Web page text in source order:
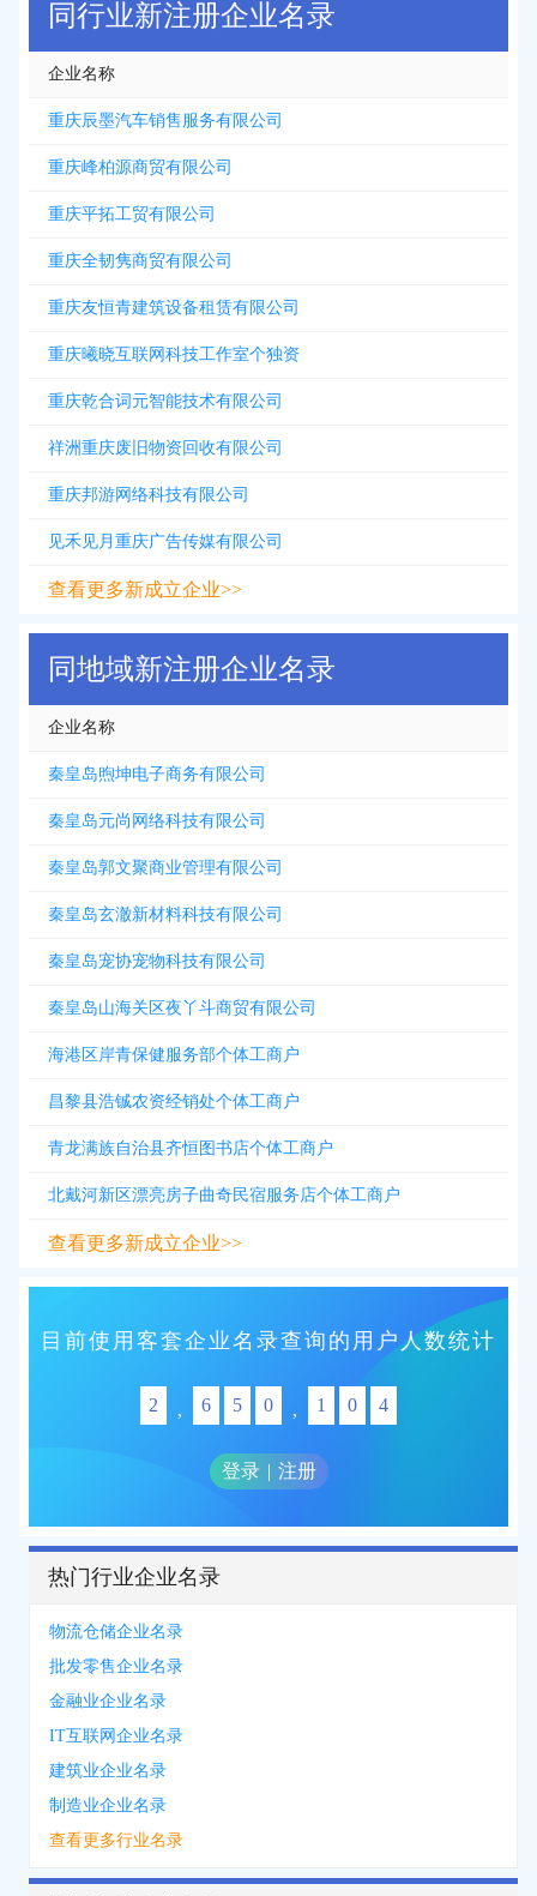
同行业新注册企业名录
企业名称
重庆辰墨汽车销售服务有限公司
重庆峰柏源商贸有限公司
重庆平拓工贸有限公司
重庆全韧隽商贸有限公司
重庆友恒青建筑设备租赁有限公司
重庆曦晓互联网科技工作室个独资
重庆乾合词元智能技术有限公司
祥洲重庆废旧物资回收有限公司
重庆邦游网络科技有限公司
见禾见月重庆广告传媒有限公司
查看更多新成立企业>>
同地域新注册企业名录
企业名称
秦皇岛煦坤电子商务有限公司
秦皇岛元尚网络科技有限公司
秦皇岛郭文聚商业管理有限公司
秦皇岛玄澈新材料科技有限公司
秦皇岛宠协宠物科技有限公司
秦皇岛山海关区夜丫斗商贸有限公司
海港区岸青保健服务部个体工商户
昌黎县浩铖农资经销处个体工商户
青龙满族自治县齐恒图书店个体工商户
北戴河新区漂亮房子曲奇民宿服务店个体工商户
查看更多新成立企业>>
目前使用客套企业名录查询的用户人数统计
2 , 6 5 0 , 1 0 4
登录 | 注册
热门行业企业名录
物流仓储企业名录
批发零售企业名录
金融业企业名录
IT互联网企业名录
建筑业企业名录
制造业企业名录
查看更多行业名录